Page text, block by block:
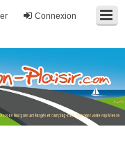
Connexion
de fourgons, fourgons
votre expérience.